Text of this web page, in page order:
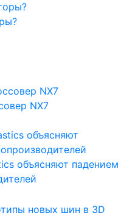
NX7
объясняют падением